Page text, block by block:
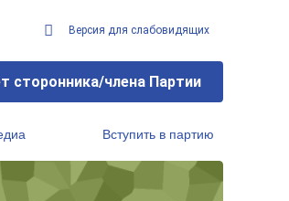
Версия для слабовидящих
сторонника/члена Партии
Вступить в партию